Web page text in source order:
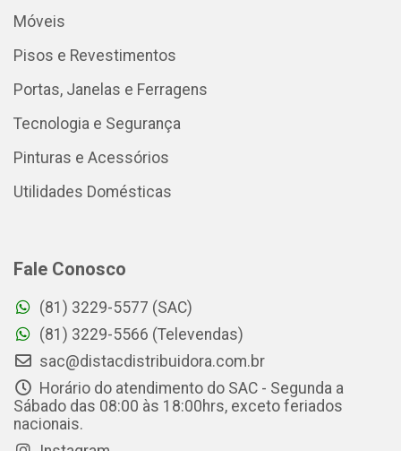
Móveis
Pisos e Revestimentos
Portas, Janelas e Ferragens
Tecnologia e Segurança
Pinturas e Acessórios
Utilidades Domésticas
Fale Conosco
(81) 3229-5577 (SAC)
(81) 3229-5566 (Televendas)
sac@distacdistribuidora.com.br
Horário do atendimento do SAC - Segunda a
Sábado das 08:00 às 18:00hrs, exceto feriados
nacionais.